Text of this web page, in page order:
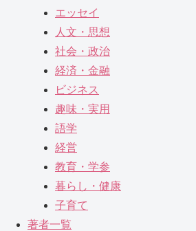
エッセイ
人文・思想
社会・政治
経済・金融
ビジネス
趣味・実用
語学
経営
教育・学参
暮らし・健康
子育て
著者一覧